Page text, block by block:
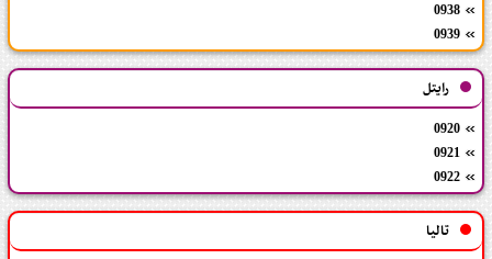
0938
0939
رایتل
0920
0921
0922
تالیا